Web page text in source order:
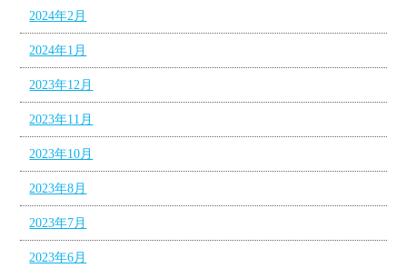
2024年2月
2024年1月
2023年12月
2023年11月
2023年10月
2023年8月
2023年7月
2023年6月